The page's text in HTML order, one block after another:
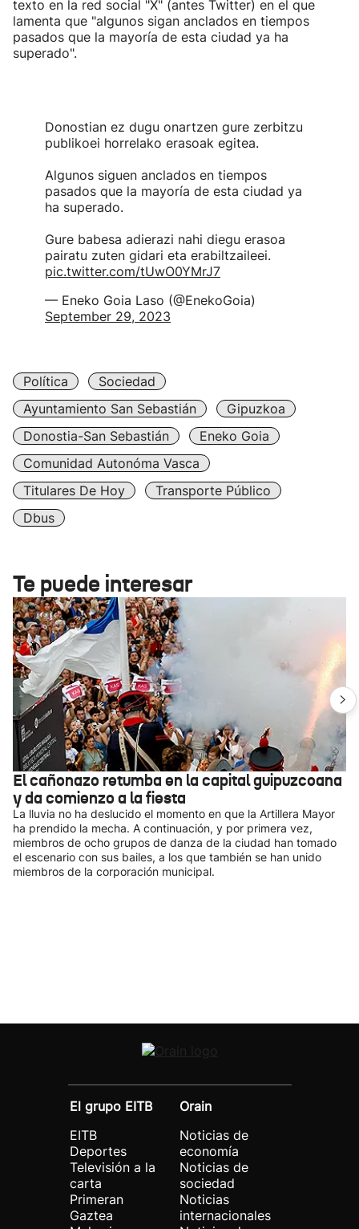
texto en la red social "X" (antes Twitter) en el que
lamenta que "algunos sigan anclados en tiempos
pasados que la mayoría de esta ciudad ya ha
superado".
Donostian ez dugu onartzen gure zerbitzu
publikoei horrelako erasoak egitea.
Algunos siguen anclados en tiempos
pasados que la mayoría de esta ciudad ya
ha superado.
Gure babesa adierazi nahi diegu erasoa
pairatu zuten gidari eta erabiltzaileei.
pic.twitter.com/tUwO0YMrJ7
— Eneko Goia Laso (@EnekoGoia)
September 29, 2023
Política
Sociedad
Ayuntamiento San Sebastián
Gipuzkoa
Donostia-San Sebastián
Eneko Goia
Comunidad Autonóma Vasca
Titulares De Hoy
Transporte Público
Dbus
Te puede interesar
El cañonazo retumba en la capital guipuzcoana
y da comienzo a la fiesta
La lluvia no ha deslucido el momento en que la Artillera Mayor
ha prendido la mecha. A continuación, y por primera vez,
miembros de ocho grupos de danza de la ciudad han tomado
el escenario con sus bailes, a los que también se han unido
miembros de la corporación municipal.
El grupo EITB
EITB
Deportes
Televisión a la
carta
Primeran
Gaztea
Orain
Noticias de
economía
Noticias de
sociedad
Noticias
internacionales